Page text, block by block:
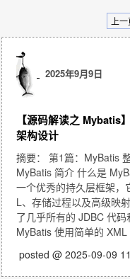
上
2025年9月9日
【源码解读之 Mybatis
架构设计
摘要： 第1篇：MyBatis
MyBatis 简介 什么是
一个优秀的持久层框架，
L、存储过程以及高级映
了几乎所有的 JDBC 代码
MyBatis 使用简单的
posted @ 2025-09-09